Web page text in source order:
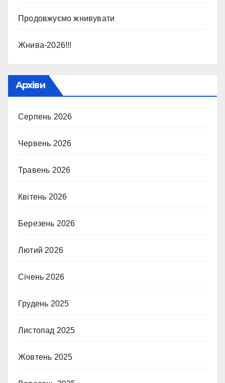
Продовжуємо жнивувати
Жнива-2026!!!
Архіви
Серпень 2026
Червень 2026
Травень 2026
Квітень 2026
Березень 2026
Лютий 2026
Січень 2026
Грудень 2025
Листопад 2025
Жовтень 2025